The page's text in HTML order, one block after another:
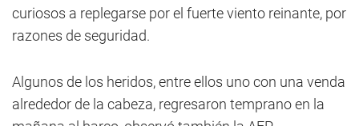
curiosos a replegarse por el fuerte viento reinante, por
razones de seguridad.
Algunos de los heridos, entre ellos uno con una venda
alrededor de la cabeza, regresaron temprano en la